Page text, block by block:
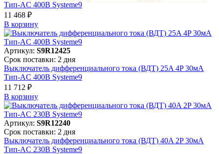
Тип-AC 400В Systeme9
11 468 ₽
В корзинy
Артикул: S9R12425
Срок поставки: 2 дня
Выключатель дифференциального тока (ВДТ) 25A 4P 30мА
Тип-AC 400В Systeme9
11 712 ₽
В корзинy
Артикул: S9R12240
Срок поставки: 2 дня
Выключатель дифференциального тока (ВДТ) 40A 2P 30мА
Тип-AC 230В Systeme9